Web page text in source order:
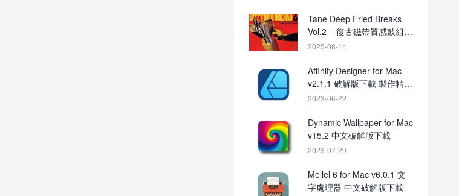
Tane Deep Fried Breaks
Vol.2 – 復古磁帶質感鼓組與
靈魂取樣音色合集
2025-08-14
Affinity Designer for Mac
v2.1.1 破解版下載 製作精美
的插圖和設計
2023-06-22
Dynamic Wallpaper for Mac
v15.2 中文破解版下載
2023-07-29
Mellel 6 for Mac v6.0.1 文
字處理器 中文破解版下載